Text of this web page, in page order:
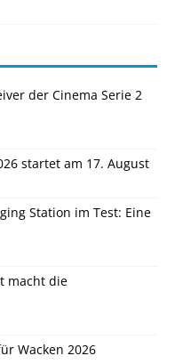
der Cinema Serie 2
startet am 17. August
Station im Test: Eine
macht die
Wacken 2026